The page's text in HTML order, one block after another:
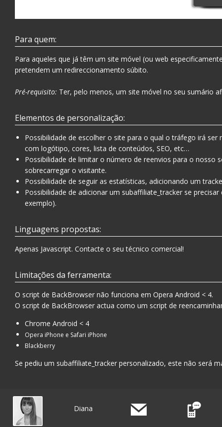
Para quem:
Para aqueles que já têm um site móvel (ou web
pretendem um redireccionamento súbito.
Pré-requisito: Ter, pelo menos, um site móvel no seu sumário
Elementos de personalização:
Possibilidade de escolher o site para o qual o tráfego irá
com logótipo, cores, lista de conteúdos, SEO, etc…
Possibilidade de limitar o número de reenvios para o nosso
sobrecarregar o visitante.
Possibilidade de seguir as estatísticas, adicionando um
Possibilidade de adicionar um subaffiliate_tracker se
exemplo).
Linguagens propostas:
Apenas Javascript. Contacte o seu técnico comercial!
Limitações da ferramenta:
O script de BackBrowser não funciona em Opera Android < 4.
O script de BackBrowser actua como um script de
Chrome Android < 4
Opera iPhone e Safari iPhone
Blackberry
Se pediu um subaffiliate_tracker personalizado, este não será
Diana